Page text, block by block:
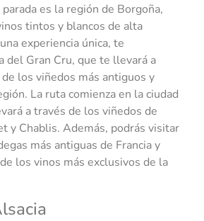
es la región de Borgoña,
tintos y blancos de alta
experiencia única, te
del Gran Cru, que te llevará a
los viñedos más antiguos y
La ruta comienza en la ciudad
a través de los viñedos de
y Chablis. Además, podrás visitar
más antiguas de Francia y
los vinos más exclusivos de la